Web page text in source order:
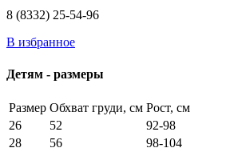
8 (8332) 25-54-96
В избранное
Детям - размеры
Размер Обхват груди, см Рост, см
26
52
92-98
28
56
98-104